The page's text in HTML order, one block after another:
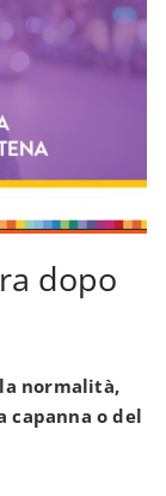
dopo
normalità,
capanna o del